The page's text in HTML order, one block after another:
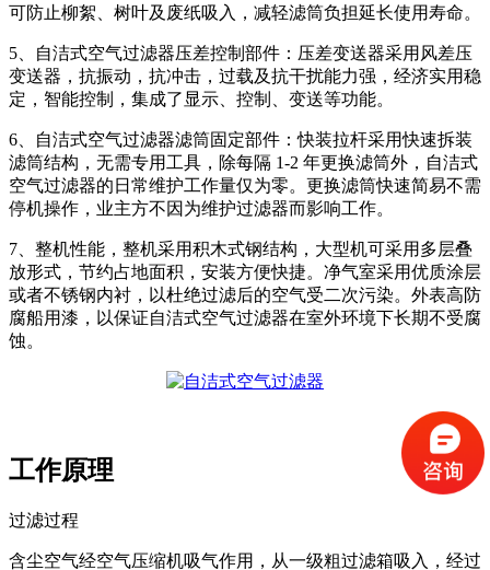
可防止柳絮、树叶及废纸吸入，减轻滤筒负担延长使用寿命。
5、自洁式空气过滤器压差控制部件：压差变送器采用风差压
变送器，抗振动，抗冲击，过载及抗干扰能力强，经济实用稳
定，智能控制，集成了显示、控制、变送等功能。
6、自洁式空气过滤器滤筒固定部件：快装拉杆采用快速拆装
滤筒结构，无需专用工具，除每隔 1-2 年更换滤筒外，自洁式
空气过滤器的日常维护工作量仅为零。更换滤筒快速简易不需
停机操作，业主方不因为维护过滤器而影响工作。
7、整机性能，整机采用积木式钢结构，大型机可采用多层叠
放形式，节约占地面积，安装方便快捷。净气室采用优质涂层
或者不锈钢内衬，以杜绝过滤后的空气受二次污染。外表高防
腐船用漆，以保证自洁式空气过滤器在室外环境下长期不受腐
蚀。
工作原理
过滤过程
含尘空气经空气压缩机吸气作用，从一级粗过滤箱吸入，经过